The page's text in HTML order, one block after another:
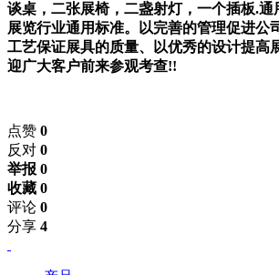
谈桌，二张展椅，二盏射灯，一个插板.通
展览行业通用标准。以完善的管理促进公
工艺保证展具的质量、以优秀的设计提高
迎广大客户前来参观考查!!
点赞 0
反对 0
举报 0
收藏 0
评论 0
分享 4